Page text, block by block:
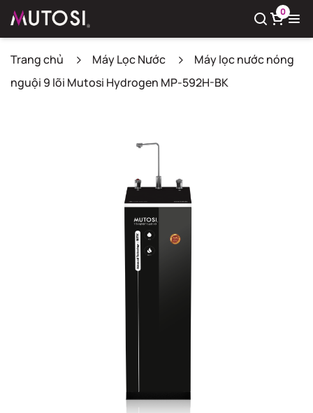
0
Trang chủ Máy Lọc Nước
Máy lọc nước nóng
nguội 9 lõi Mutosi Hydrogen MP-592H-BK